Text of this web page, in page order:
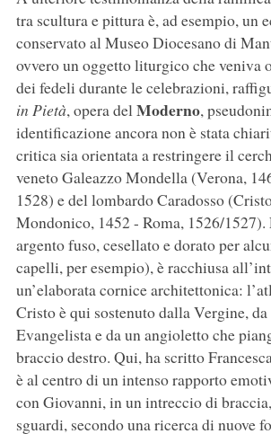
tra scultura e pittura è, ad esempio, un
conservato al Museo Diocesano di
ovvero un oggetto liturgico che veniva
dei fedeli durante le celebrazioni,
in Pietà, opera del Moderno,
identificazione ancora non è stata
critica sia orientata a restringere il
veneto Galeazzo Mondella (Verona,
1528) e del lombardo Caradosso
Mondonico, 1452 - Roma, 1526/1527).
argento fuso, cesellato e dorato per
capelli, per esempio), è racchiusa
un’elaborata cornice architettonica:
Cristo è qui sostenuto dalla Vergine,
Evangelista e da un angioletto che
braccio destro. Qui, ha scritto
è al centro di un intenso rapporto
con Giovanni, in un intreccio di
sguardi, secondo una ricerca di nuove